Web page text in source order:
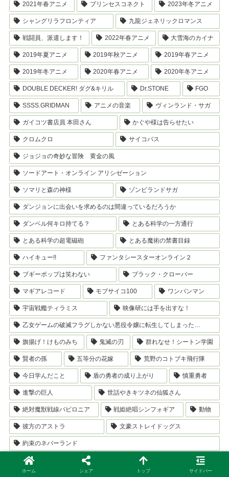
2021年春アニメ プリンセスコネクト 2023年冬アニメ
シャングリラフロンティア 九龍ジェネリックロマンス
戦闘員、派遣します！ 2022年春アニメ 大雪海のカイナ
2019年夏アニメ 2019年秋アニメ 2019年春アニメ
2019年冬アニメ 2020年春アニメ 2020年冬アニメ
DOUBLE DECKER! ダグ&キリル Dr.STONE FGO
SSSS.GRIDMAN アニメの音楽 ヴィンランド・サガ
ガイコツ書店員 本田さん かぐや様は告らせたい
クロムクロ サイコパス
ジョジョの奇妙な冒険 黄金の風
ソードアート・オンライン アリシゼーション
ソマリと森の神様 ゾンビランドサガ
ダンジョンに出会いを求めるのは間違っているだろうか
ダンベル何キロ持てる？ とある科学の一方通行
とある科学の超電磁砲 とある魔術の禁書目録
ハイキュー!! ファンタシースターオンライン２
ブギーポップは笑わない ブラック・クローバー
マギアレコード モブサイコ100 ワンパンマン
宇宙戦艦ティラミス 映像研には手を出すな！
乙女ゲームの破滅フラグしかない悪役令嬢に転生してしまった…
旗揚げ！けものみち 鬼滅の刃 群れなせ！シートン学園
賢者の孫 五等分の花嫁 荒野のコトブキ飛行隊
今日学んだこと 盾の勇者の成り上がり 慎重勇者
進撃の巨人 世話やきキツネの仙狐さん
絶対魔獣戦線バビロニア 戦姫絶唱シンフォギア 動物
彼方のアストラ 文豪ストレイドッグス
約束のネバーランド
eigotoka
ホーム シェア トップ サイドバー